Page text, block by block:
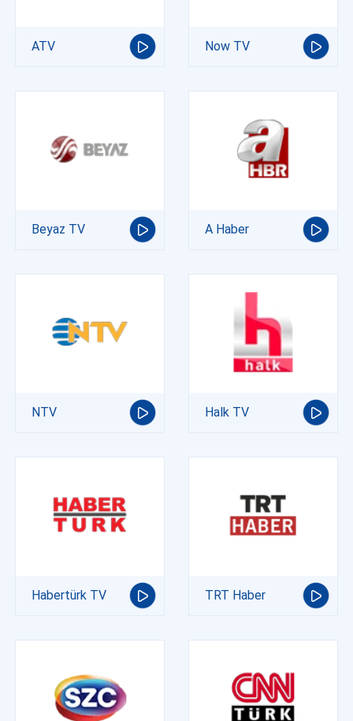
ATV Now TV
Beyaz TV A Haber
NTV Halk TV
Habertürk TV TRT Haber